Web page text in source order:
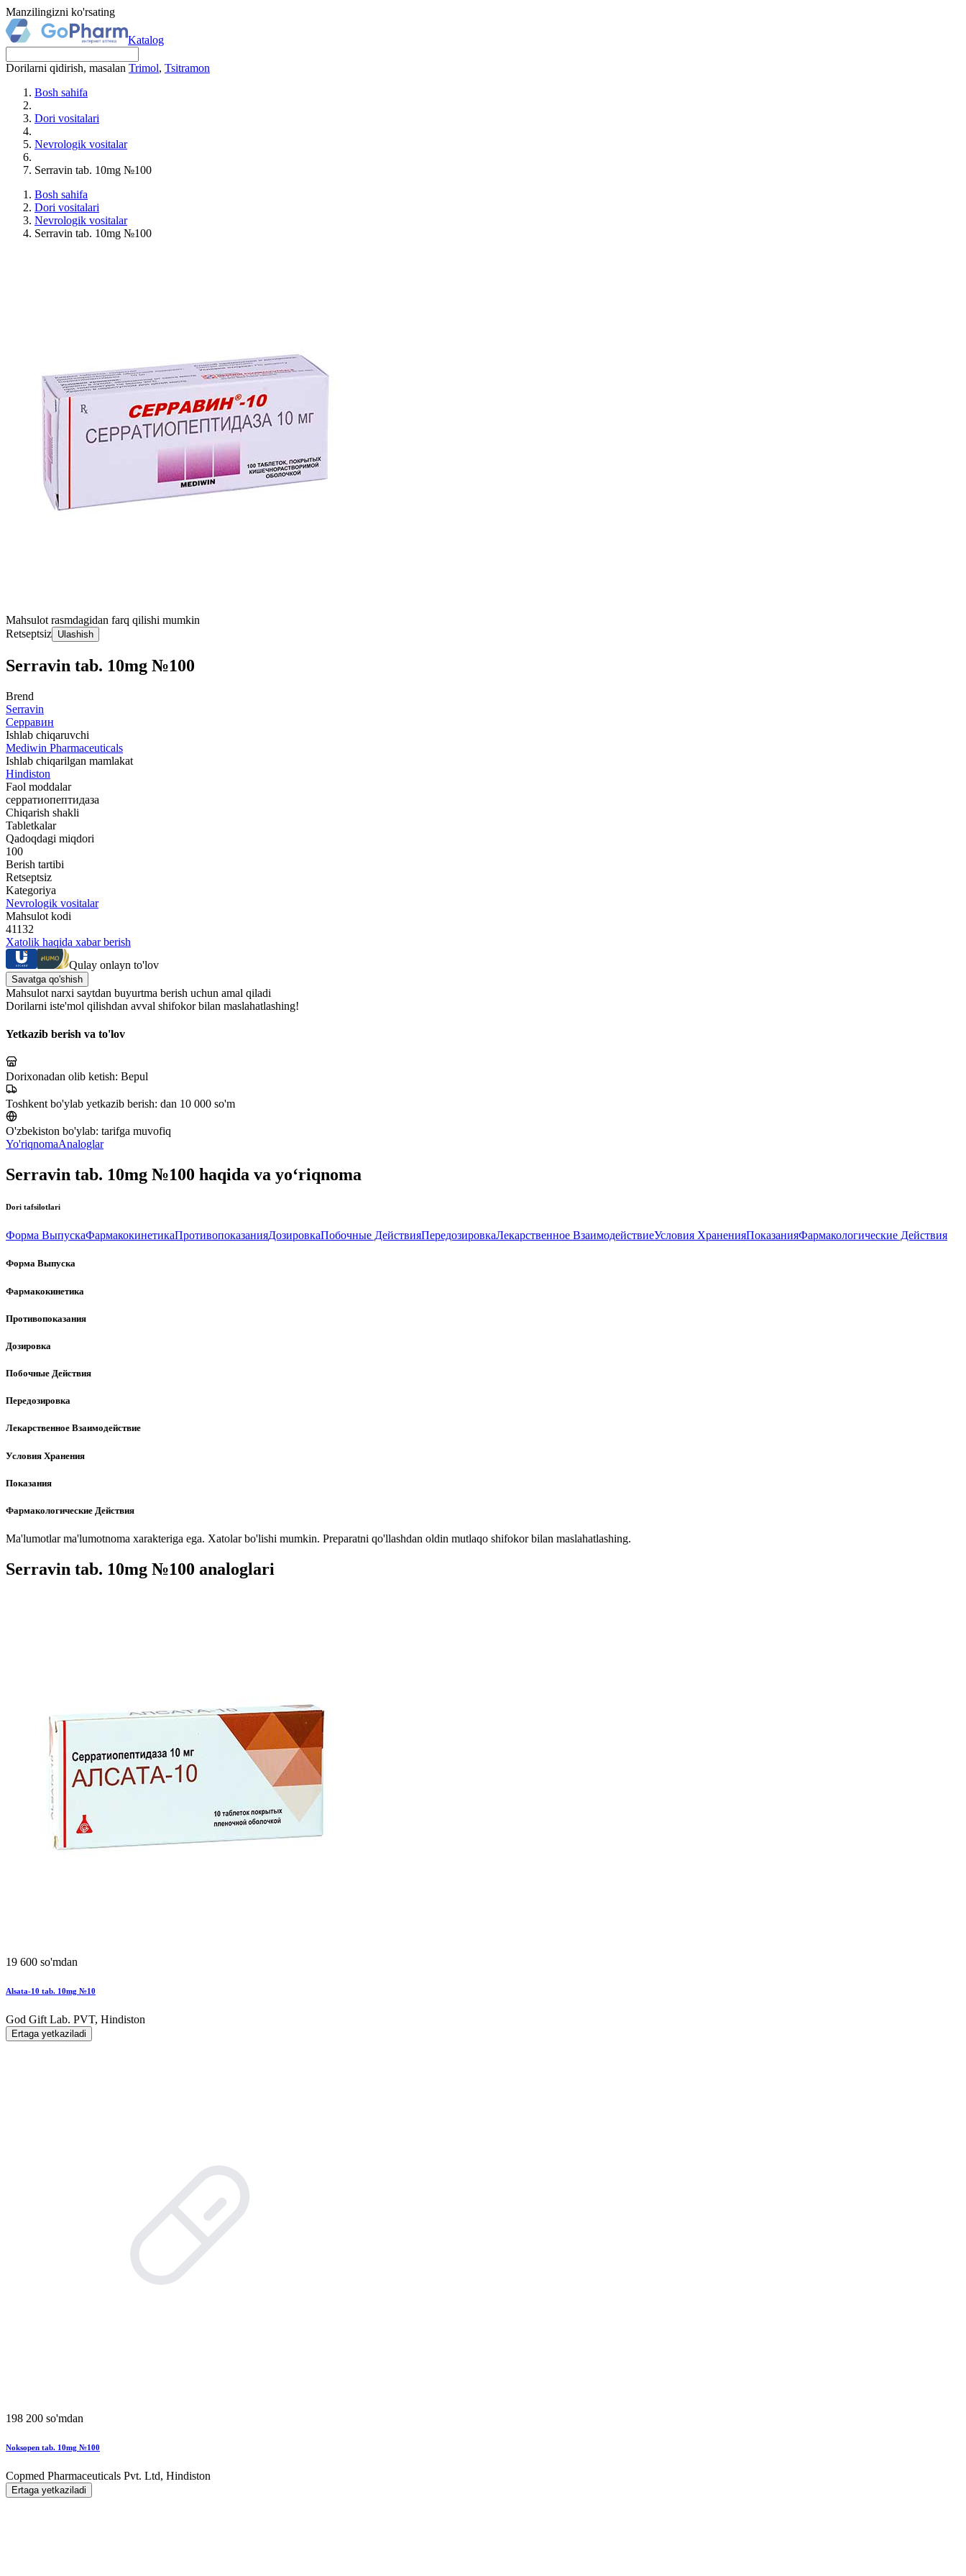
Manzilingizni ko'rsating
Katalog
Dorilarni qidirish, masalan Trimol, Tsitramon
Bosh sahifa
Dori vositalari
Nevrologik vositalar
Serravin tab. 10mg №100
Bosh sahifa
Dori vositalari
Nevrologik vositalar
Serravin tab. 10mg №100
Mahsulot rasmdagidan farq qilishi mumkin
Retseptsiz Ulashish
Serravin tab. 10mg №100
Brend
Serravin
Серравин
Ishlab chiqaruvchi
Mediwin Pharmaceuticals
Ishlab chiqarilgan mamlakat
Hindiston
Faol moddalar
серратиопептидаза
Chiqarish shakli
Tabletkalar
Qadoqdagi miqdori
100
Berish tartibi
Retseptsiz
Kategoriya
Nevrologik vositalar
Mahsulot kodi
41132
Xatolik haqida xabar berish
Qulay onlayn to'lov
Savatga qo'shish
Mahsulot narxi saytdan buyurtma berish uchun amal qiladi
Dorilarni iste'mol qilishdan avval shifokor bilan maslahatlashing!
Yetkazib berish va to'lov
Dorixonadan olib ketish: Bepul
Toshkent bo'ylab yetkazib berish: dan 10 000 so'm
O'zbekiston bo'ylab: tarifga muvofiq
Yo'riqnomaAnaloglar
Serravin tab. 10mg №100 haqida va yo‘riqnoma
Dori tafsilotlari
Форма ВыпускаФармакокинетикаПротивопоказанияДозировкаПобочные ДействияПередозировкаЛекарственное ВзаимодействиеУсловия ХраненияПоказанияФармакологические Действия
Форма Выпуска
Фармакокинетика
Противопоказания
Дозировка
Побочные Действия
Передозировка
Лекарственное Взаимодействие
Условия Хранения
Показания
Фармакологические Действия
Ma'lumotlar ma'lumotnoma xarakteriga ega. Xatolar bo'lishi mumkin. Preparatni qo'llashdan oldin mutlaqo shifokor bilan maslahatlashing.
Serravin tab. 10mg №100 analoglari
19 600 so'mdan
Alsata-10 tab. 10mg №10
God Gift Lab. PVT, Hindiston
Ertaga yetkaziladi
198 200 so'mdan
Noksopen tab. 10mg №100
Copmed Pharmaceuticals Pvt. Ltd, Hindiston
Ertaga yetkaziladi